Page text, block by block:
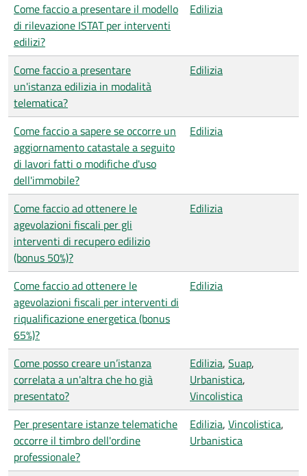
Come faccio a presentare il modello
di rilevazione ISTAT per interventi
edilizi?
Edilizia
Come faccio a presentare
un'istanza edilizia in modalità
telematica?
Edilizia
Come faccio a sapere se occorre un
aggiornamento catastale a seguito
di lavori fatti o modifiche d'uso
dell'immobile?
Edilizia
Come faccio ad ottenere le
agevolazioni fiscali per gli
interventi di recupero edilizio
(bonus 50%)?
Edilizia
Come faccio ad ottenere le
agevolazioni fiscali per interventi di
riqualificazione energetica (bonus
65%)?
Edilizia
Come posso creare un’istanza
correlata a un'altra che ho già
presentato?
Edilizia, Suap,
Urbanistica,
Vincolistica
Per presentare istanze telematiche
occorre il timbro dell'ordine
professionale?
Edilizia, Vincolistica,
Urbanistica